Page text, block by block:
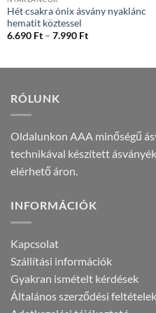
Hét csakra ónix ásvány nyaklánc
hematit köztessel
6.690 Ft – 7.990 FtÁrtartomány:
RÓLUNK
Oldalunkon AAA minőségű
technikával készített
elérhető áron.
INFORMÁCIÓK
Kapcsolat
Szállítási információk
Gyakran ismételt kérdések
Általános szerződési feltételek